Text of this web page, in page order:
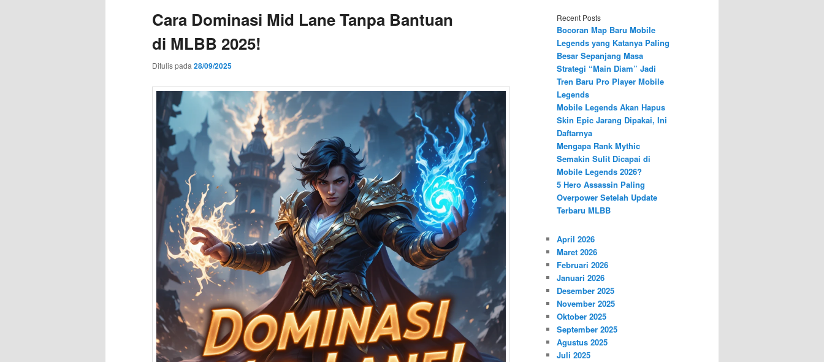
Cara Dominasi Mid Lane Tanpa Bantuan
di MLBB 2025!
Ditulis pada 28/09/2025
Recent Posts
Bocoran Map Baru Mobile
Legends yang Katanya Paling
Besar Sepanjang Masa
Strategi “Main Diam” Jadi
Tren Baru Pro Player Mobile
Legends
Mobile Legends Akan Hapus
Skin Epic Jarang Dipakai, Ini
Daftarnya
Mengapa Rank Mythic
Semakin Sulit Dicapai di
Mobile Legends 2026?
5 Hero Assassin Paling
Overpower Setelah Update
Terbaru MLBB
April 2026
Maret 2026
Februari 2026
Januari 2026
Desember 2025
November 2025
Oktober 2025
September 2025
Agustus 2025
Juli 2025